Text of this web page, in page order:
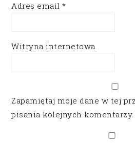
Adres email*
Witryna internetowa
Zapamiętaj moje dane w tej
pisania kolejnych komentarzy.